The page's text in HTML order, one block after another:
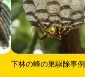
下林の蜂の巣駆除事例